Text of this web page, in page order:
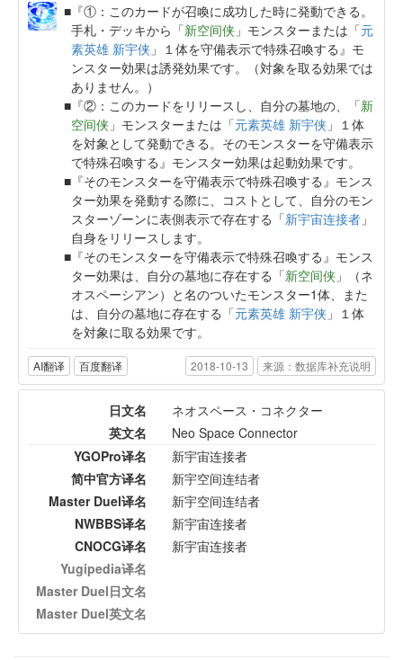
『①：このカードが召喚に成功した時に発動できる。
手札・デッキから「新空间侠 」モンスターまたは「元
素英雄 新宇侠 」１体を守備表示で特殊召喚する』モ
ンスター効果は誘発効果です。（対象を取る効果では
ありません。）
『②：このカードをリリースし、自分の墓地の、「新
空间侠 」モンスターまたは「元素英雄 新宇侠 」１体
を対象として発動できる。そのモンスターを守備表示
で特殊召喚する』モンスター効果は起動効果です。
『そのモンスターを守備表示で特殊召喚する』モンス
ター効果を発動する際に、コストとして、自分のモン
スターゾーンに表側表示で存在する「新宇宙连接者 」
自身をリリースします。
『そのモンスターを守備表示で特殊召喚する』モンス
ター効果は、自分の墓地に存在する「新空间侠 」（ネ
オスペーシアン）と名のついたモンスター1体、また
は、自分の墓地に存在する「元素英雄 新宇侠 」１体
を対象に取る効果です。
AI翻译 百度翻译 2018-10-13 来源：数据库补充说明
日文名
ネオスペース・コネクター
英文名
Neo Space Connector
YGOPro译名
新宇宙连接者
简中官方译名
新宇空间连结者
Master Duel译名
新宇空间连结者
NWBBS译名
新宇宙连接者
CNOCG译名
新宇宙连接者
Yugipedia译名
Master Duel日文名
Master Duel英文名